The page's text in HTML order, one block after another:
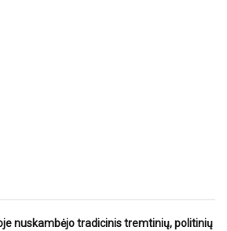
nuskambėjo tradicinis tremtinių, politinių